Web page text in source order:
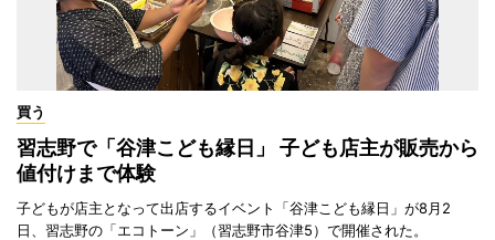
買う
習志野で「谷津こども縁日」 子ども店主が販売から
値付けまで体験
子どもが店主となって出店するイベント「谷津こども縁日」が8月2
日、習志野の「エコトーン」（習志野市谷津5）で開催された。